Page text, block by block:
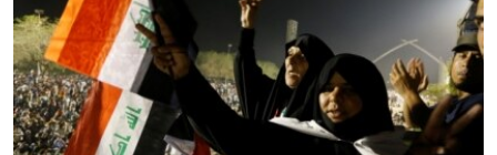
فرهنگ و زندگی
حقوق شهروندی
اقتصادی
علم و فناوری
مستندها
انتخابات ریاست جمهوری آمریکا ۲۰۲۴
حمله جمهوری اسلامی به اسرائیل
رمز مهسا
دنبال کنید